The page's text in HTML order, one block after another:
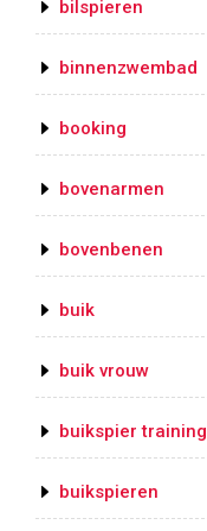
bilspieren
binnenzwembad
booking
bovenarmen
bovenbenen
buik
buik vrouw
buikspier training
buikspieren